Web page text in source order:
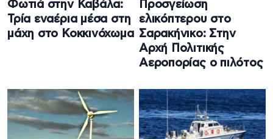
Φωτιά στην Καβάλα:
Τρία εναέρια μέσα στη
μάχη στο Κοκκινόχωμα
Προσγείωση
ελικόπτερου στο
Σαρακήνικο: Στην
Αρχή Πολιτικής
Αεροπορίας ο πιλότος